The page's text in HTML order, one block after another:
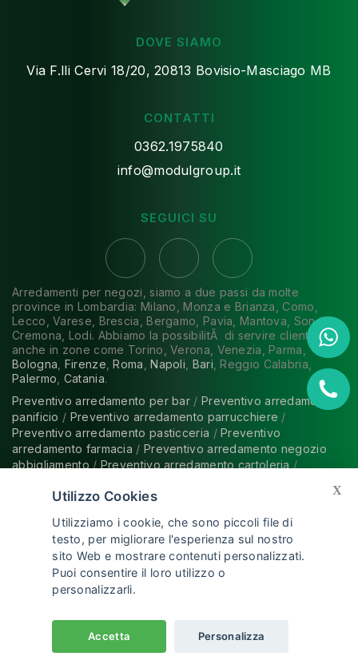
DOVE SIAMO
Via F.lli Cervi 18/20, 20813 Bovisio-Masciago MB
CONTATTI
0362.1975840
info@modulgroup.it
SEGUICI SU
Arredamenti per negozi, siamo a due passi da molte
province in Lombardia: Milano, Monza e Brianza, Como,
Lecco, Varese, Brescia, Bergamo, Pavia, Mantova, Sondrio,
Cremona, Lodi. Abbiamo la possibilitÃ di servire clienti
anche in zone come Torino, Verona, Venezia, Parma,
Bologna Firenze ,Roma ,Napoli Bari , Reggio Calabria,
Palermo Catania.
Preventivo arredamento per bar / Preventivo arredamento
panificio / Preventivo arredamento parrucchiere /
Preventivo arredamento pasticceria /Preventivo
arredamento farmacia / Preventivo arredamento negozio
abbigliamento / Preventivo arredamento cartoleria /
HOME| AZIENDA|SERVIZI|ARREDAMENTI
PER NEGOZI|BLOG|CONTATTI
Utilizzo Cookies
Utilizziamo i cookie, che sono piccoli file di
testo, per migliorare l'esperienza sul nostro
sito Web e mostrare contenuti personalizzati.
Puoi consentire il loro utilizzo o
personalizzarli.
Accetta
X
Personalizza